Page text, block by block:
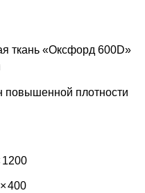
ткань «Оксфорд 600D»
повышенной плотности
1200
×400